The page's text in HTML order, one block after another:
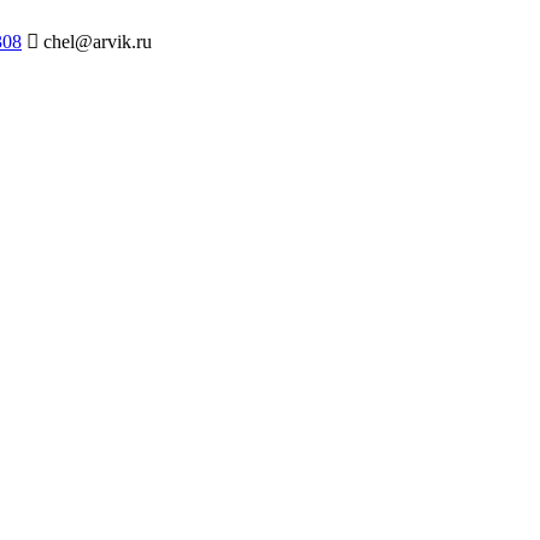
chel@arvik.ru